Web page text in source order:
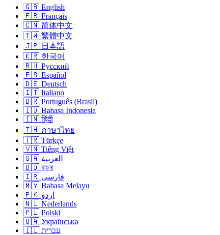
🇬🇧 English
🇫🇷 Français
🇨🇳 简体中文
🇹🇼 繁體中文
🇯🇵 日本語
🇰🇷 한국어
🇷🇺 Русский
🇪🇸 Español
🇩🇪 Deutsch
🇮🇹 Italiano
🇧🇷 Português (Brasil)
🇮🇩 Bahasa Indonesia
🇮🇳 हिंदी
🇹🇭 ภาษาไทย
🇹🇷 Türkçe
🇻🇳 Tiếng Việt
🇸🇦 العربية
🇧🇩 বাংলা
🇮🇷 فارسی
🇲🇾 Bahasa Melayu
🇵🇰 اردو
🇳🇱 Nederlands
🇵🇱 Polski
🇺🇦 Українська
🇮🇱 עברית